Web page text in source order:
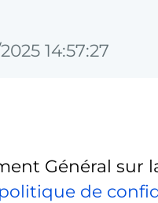
14:57:27
Général sur
politique de